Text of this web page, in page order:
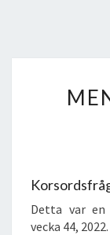
Detta var en
vecka 44, 2022.